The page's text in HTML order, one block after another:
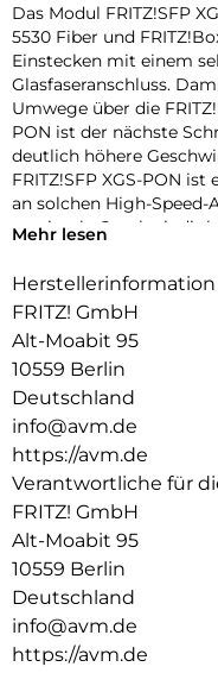
Das Modul FRITZ!SFP
5530 Fiber und
Einstecken mit einem
Glasfaseranschluss.
Umwege über die
PON ist der nächste
deutlich höhere
FRITZ!SFP XGS-PON
an solchen High-Speed-
maximale
Die FRITZ!Box 5530
ein modulares System
das für die häufigsten
Stadtnetzbetreiber) und
Deutsche Glasfaser,
passenden FRITZ!SFP-
Lieferumfang der
enthalten. Mit
PON Anschlüsse mit der
Dazu gehören
DNS:Net, Greenfiber,
Mehr lesen
Herstellerinformation
FRITZ! GmbH
Alt-Moabit 95
10559 Berlin
Deutschland
info@avm.de
https://avm.de
Verantwortliche für
FRITZ! GmbH
Alt-Moabit 95
10559 Berlin
Deutschland
info@avm.de
https://avm.de